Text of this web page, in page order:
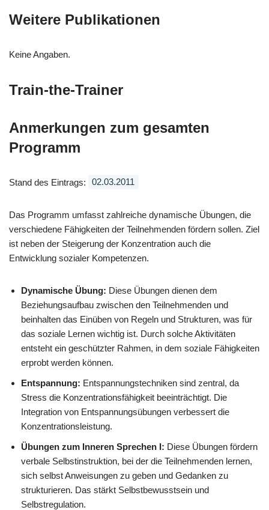
Weitere Publikationen
Keine Angaben.
Train-the-Trainer
Anmerkungen zum gesamten
Programm
Stand des Eintrags: 02.03.2011
Das Programm umfasst zahlreiche dynamische Übungen, die
verschiedene Fähigkeiten der Teilnehmenden fördern sollen. Ziel
ist neben der Steigerung der Konzentration auch die
Entwicklung sozialer Kompetenzen.
Dynamische Übung: Diese Übungen dienen dem
Beziehungsaufbau zwischen den Teilnehmenden und
beinhalten das Einüben von Regeln und Strukturen, was für
das soziale Lernen wichtig ist. Durch solche Aktivitäten
entsteht ein geschützter Rahmen, in dem soziale Fähigkeiten
erprobt werden können.
Entspannung: Entspannungstechniken sind zentral, da
Stress die Konzentrationsfähigkeit beeinträchtigt. Die
Integration von Entspannungsübungen verbessert die
Konzentrationsleistung.
Übungen zum Inneren Sprechen I: Diese Übungen fördern
verbale Selbstinstruktion, bei der die Teilnehmenden lernen,
sich selbst Anweisungen zu geben und Gedanken zu
strukturieren. Das stärkt Selbstbewusstsein und
Selbstregulation.